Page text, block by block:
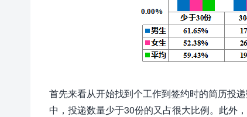
首先来看从开始找到个工作到签约时的简历投
中，投递数量少于30份的又占很大比例。此外